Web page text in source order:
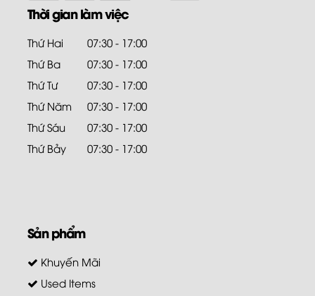
Thời gian làm việc
Thứ Hai
07:30 - 17:00
Thứ Ba
07:30 - 17:00
Thứ Tư
07:30 - 17:00
Thứ Năm
07:30 - 17:00
Thứ Sáu
07:30 - 17:00
Thứ Bảy
07:30 - 17:00
Sản phẩm
Khuyến Mãi
Used Items